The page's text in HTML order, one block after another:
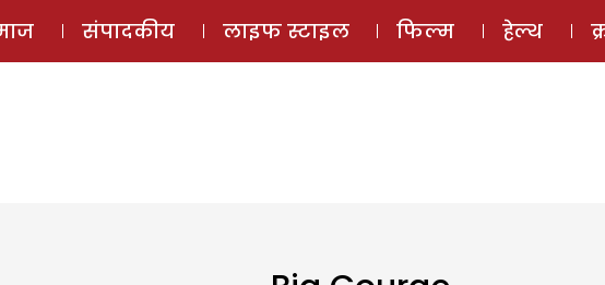
ई-मैगज़ीन
संपादकीय लाइफ स्टाइल फिल्म हेल्थ